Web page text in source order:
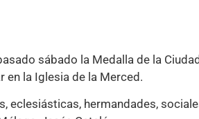
sábado la Medalla de la
en la Iglesia de la Merced.
eclesiásticas, hermandades,